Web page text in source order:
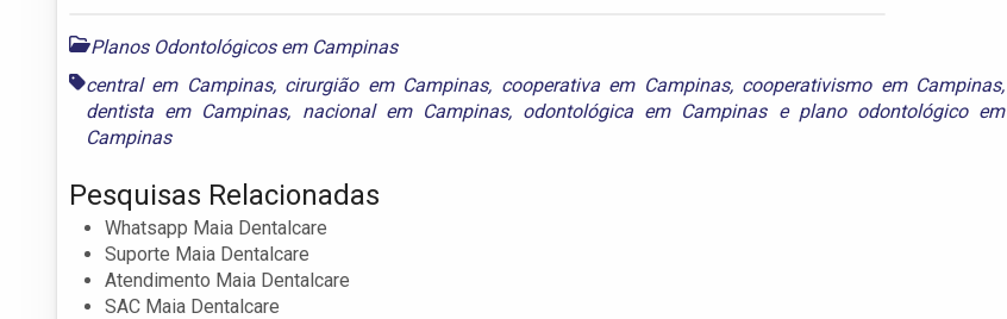
Planos Odontológicos em Campinas
central em Campinas, cirurgião em Campinas, cooperativa em Campinas, cooperativismo em Campinas,
dentista em Campinas, nacional em Campinas, odontológica em Campinase plano odontológico em
Campinas
Pesquisas Relacionadas
Whatsapp Maia Dentalcare
Suporte Maia Dentalcare
Atendimento Maia Dentalcare
SAC Maia Dentalcare